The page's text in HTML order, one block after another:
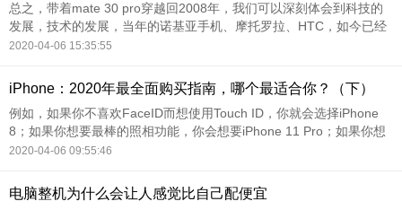
总之，带着mate 30 pro穿越回2008年，我们可以深刻体会到科技的
发展，技术的发展，当年的诺基亚手机、摩托罗拉、HTC，如今已经
没落了，而国产的小米、OV、华为手机一步步崛起。
2020-04-06 15:35:55
iPhone：2020年最全面购买指南，哪个最适合你？（下）
例如，如果你不喜欢FaceID而想使用Touch ID，你就会选择iPhone
8；如果你想要最棒的照相功能，你会想要iPhone 11 Pro；如果你想
要一个功能齐全，性价比高的产品，那iPhone 11 就是最适合你的产
2020-04-06 09:55:46
电脑整机为什么会让人感觉比自己配便宜